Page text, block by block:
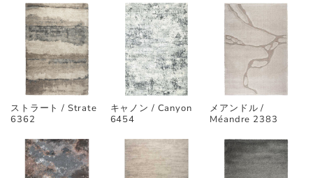
ストラート / Strate
6362
キャノン / Canyon
6454
メアンドル /
Méandre 2383